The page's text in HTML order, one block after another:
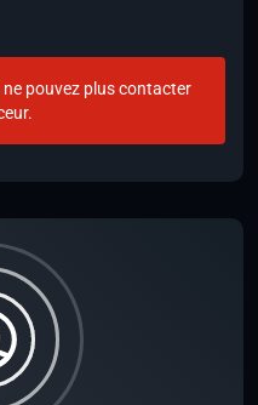
pouvez plus contacter